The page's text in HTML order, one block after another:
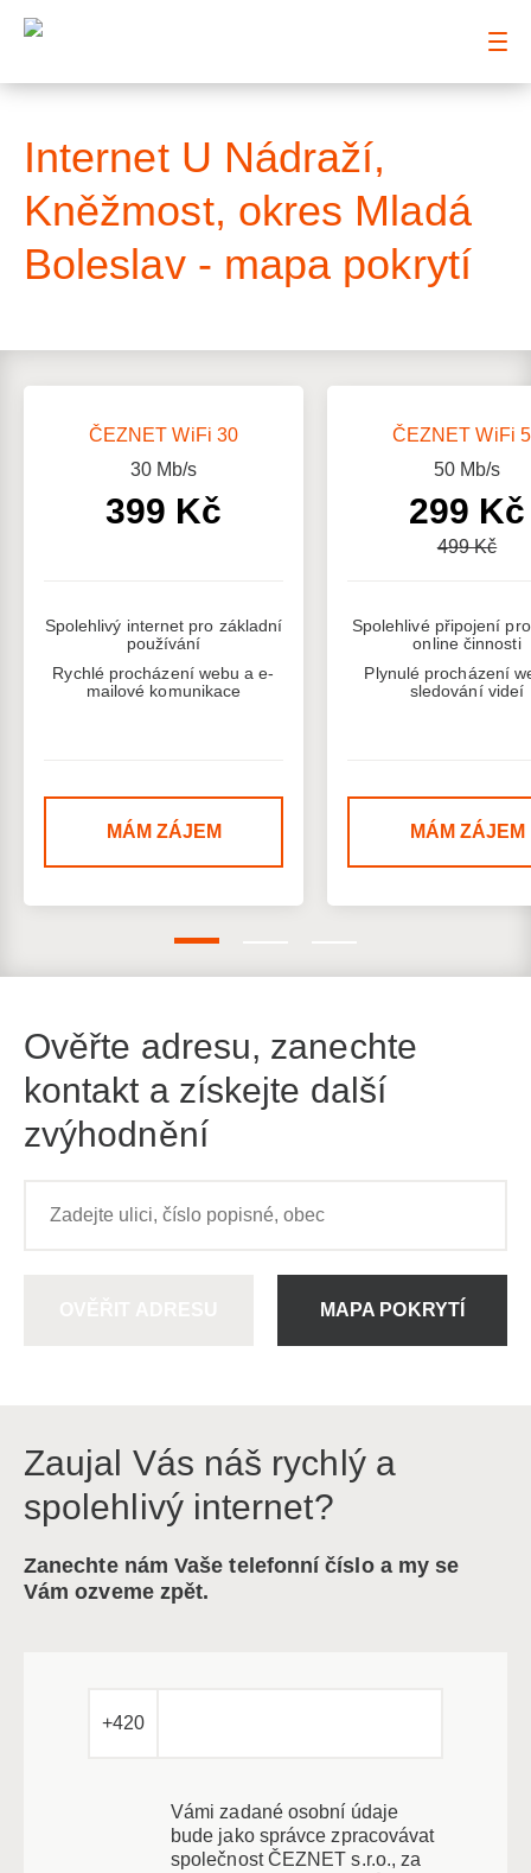
Internet U Nádraží,
Kněžmost, okres Mladá
Boleslav - mapa pokrytí
ČEZNET WiFi 30
30Mb/s
399 Kč
Spolehlivý internet pro základní
používání
Rychlé procházení webu a e-
mailové komunikace
MÁM ZÁJEM
ČEZNET WiFi
50Mb/s
299 Kč
499 Kč
Spolehlivé připojení
online činnosti
Plynulé procházení
sledování videí
MÁM ZÁJEM
Ověřte adresu, zanechte
kontakt a získejte další
zvýhodnění
MAPA POKRYTÍ
Zaujal Vás náš rychlý a
spolehlivý internet?
Zanechte nám Vaše telefonní číslo a my se
Vám ozveme zpět.
+420
Vámi zadané osobní údaje
bude jako správce zpracovávat
společnost ČEZNET s.r.o., za
: Mapa pokrytí ulice